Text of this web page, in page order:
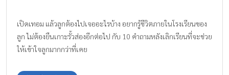
เปิดเทอม แล้วลูกต้องไปเจออะไรบ้าง อยากรู้ชีวิตภายในโรงเรียนของ
ลูก ไม่ต้องยืนเกาะรั้วส่องอีกต่อไป กับ 10 คำถามหลังเลิกเรียนที่จะช่วย
ให้เข้าใจลูกมากกว่าที่เคย